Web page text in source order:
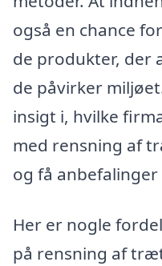
også en chance
de produkter, der
de påvirker
insigt i, hvilke
med rensning af
og få
Her er nogle
på rensning af